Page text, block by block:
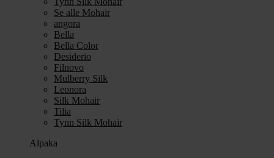
Se alle Mohair
angora
Bella
Bella Color
Desiderio
Filnovo
Mulberry Silk
Leonora
Silk Mohair
Tilia
Tynn Silk Mohair
Alpaka